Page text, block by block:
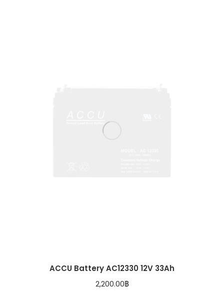
ACCU Battery AC12330 12V 33Ah
2,200.00฿